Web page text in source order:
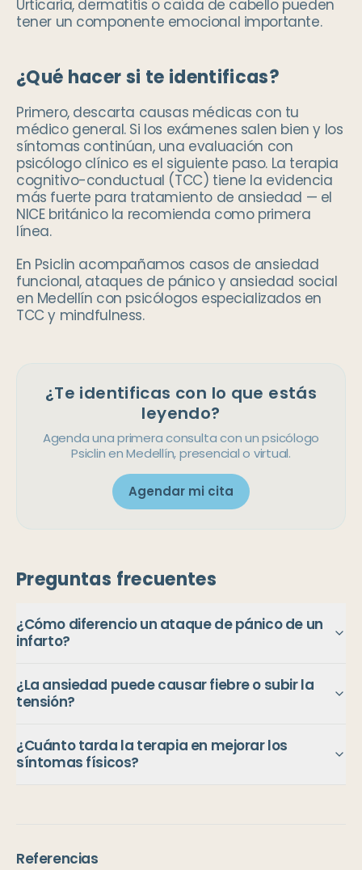
Urticaria, dermatitis o caída de cabello pueden
tener un componente emocional importante.
¿Qué hacer si te identificas?
Primero, descarta causas médicas con tu
médico general. Si los exámenes salen bien y los
síntomas continúan, una evaluación con
psicólogo clínico es el siguiente paso. La terapia
cognitivo-conductual (TCC) tiene la evidencia
más fuerte para tratamiento de ansiedad — el
NICE británico la recomienda como primera
línea.
En Psiclin acompañamos casos de ansiedad
funcional, ataques de pánico y ansiedad social
en Medellín con psicólogos especializados en
TCC y mindfulness.
¿Te identificas con lo que estás
leyendo?
Agenda una primera consulta con un psicólogo
Psiclin en Medellín, presencial o virtual.
Agendar mi cita
Preguntas frecuentes
¿Cómo diferencio un ataque de pánico de un
infarto?
¿La ansiedad puede causar fiebre o subir la
tensión?
¿Cuánto tarda la terapia en mejorar los
síntomas físicos?
Referencias